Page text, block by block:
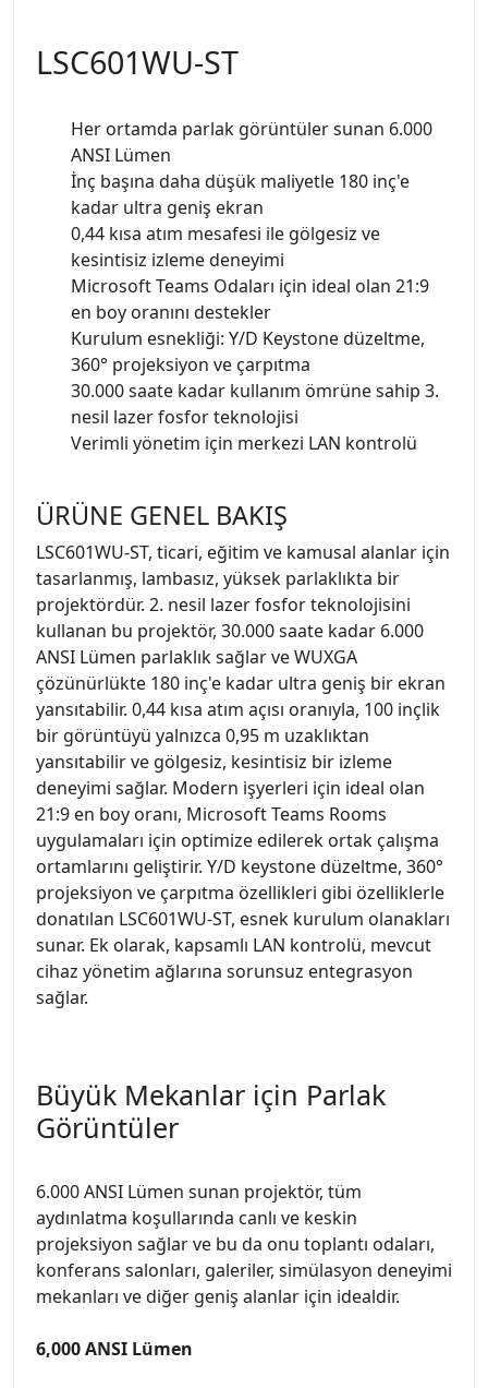
LSC601WU-ST
Her ortamda parlak görüntüler sunan 6.000
ANSI Lümen
İnç başına daha düşük maliyetle 180 inç'e
kadar ultra geniş ekran
0,44 kısa atım mesafesi ile gölgesiz ve
kesintisiz izleme deneyimi
Microsoft Teams Odaları için ideal olan 21:9
en boy oranını destekler
Kurulum esnekliği: Y/D Keystone düzeltme,
360° projeksiyon ve çarpıtma
30.000 saate kadar kullanım ömrüne sahip 3.
nesil lazer fosfor teknolojisi
Verimli yönetim için merkezi LAN kontrolü
ÜRÜNE GENEL BAKIŞ
LSC601WU-ST, ticari, eğitim ve kamusal alanlar için
tasarlanmış, lambasız, yüksek parlaklıkta bir
projektördür. 2. nesil lazer fosfor teknolojisini
kullanan bu projektör, 30.000 saate kadar 6.000
ANSI Lümen parlaklık sağlar ve WUXGA
çözünürlükte 180 inç'e kadar ultra geniş bir ekran
yansıtabilir. 0,44 kısa atım açısı oranıyla, 100 inçlik
bir görüntüyü yalnızca 0,95 m uzaklıktan
yansıtabilir ve gölgesiz, kesintisiz bir izleme
deneyimi sağlar. Modern işyerleri için ideal olan
21:9 en boy oranı, Microsoft Teams Rooms
uygulamaları için optimize edilerek ortak çalışma
ortamlarını geliştirir. Y/D keystone düzeltme, 360°
projeksiyon ve çarpıtma özellikleri gibi özelliklerle
donatılan LSC601WU-ST, esnek kurulum olanakları
sunar. Ek olarak, kapsamlı LAN kontrolü, mevcut
cihaz yönetim ağlarına sorunsuz entegrasyon
sağlar.
Büyük Mekanlar için Parlak
Görüntüler
6.000 ANSI Lümen sunan projektör, tüm
aydınlatma koşullarında canlı ve keskin
projeksiyon sağlar ve bu da onu toplantı odaları,
konferans salonları, galeriler, simülasyon deneyimi
mekanları ve diğer geniş alanlar için idealdir.
6,000 ANSI Lümen